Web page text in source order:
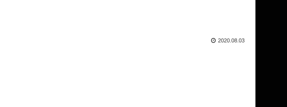
2020.08.03